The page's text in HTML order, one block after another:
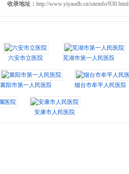
收录地址： http://www.yiyaodh.cn/siteinfo/930.html
六安市立医院 芜湖市第一人民医院
襄阳市第一人民医院 烟台市牟平人民医院
安康市人民医院